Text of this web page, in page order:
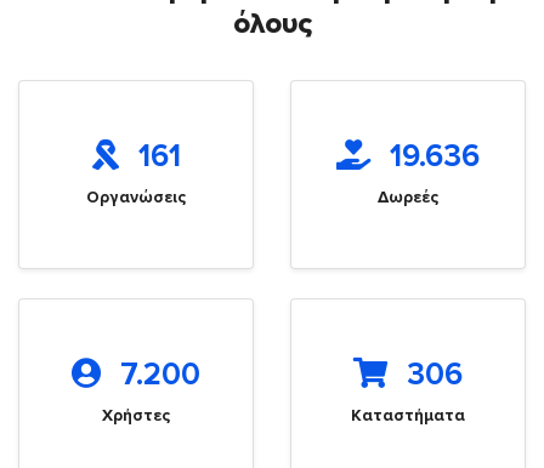
όλους
161
Οργανώσεις
19.636
Δωρεές
7.200
Χρήστες
306
Καταστήματα